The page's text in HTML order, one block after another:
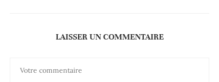
LAISSER UN COMMENTAIRE